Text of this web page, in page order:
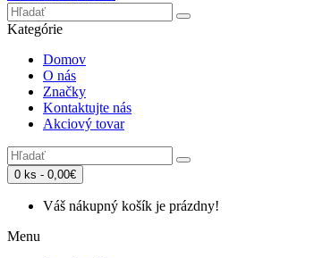
Kategórie
Domov
O nás
Značky
Kontaktujte nás
Akciový tovar
0 ks - 0,00€
Váš nákupný košík je prázdny!
Menu